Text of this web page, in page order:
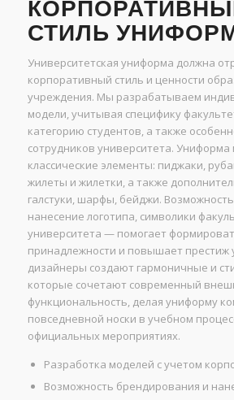
СТИЛЬ
Университетская униформа должна
корпоративный стиль и ценности
учреждения. Мы разрабатываем
модели, учитывая специфику
категорию студентов, а также
сотрудников университета.
классические элементы: пиджаки,
жилеты и жилетки, а также
галстуки, шарфы, бейджи.
нанесение логотипа, символики
университета — помогает
принадлежности и повышает
дизайнеры создают гармоничные и
которые сочетают современный
функциональность, делая униформу
повседневной носки в учебном
официальных мероприятиях.
Разработка моделей с учетом
Возможность брендирования и